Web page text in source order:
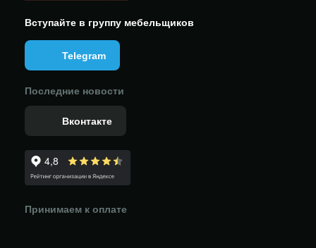
Вступайте в группу мебельщиков
Telegram
Последние новости
Вконтакте
Принимаем к оплате